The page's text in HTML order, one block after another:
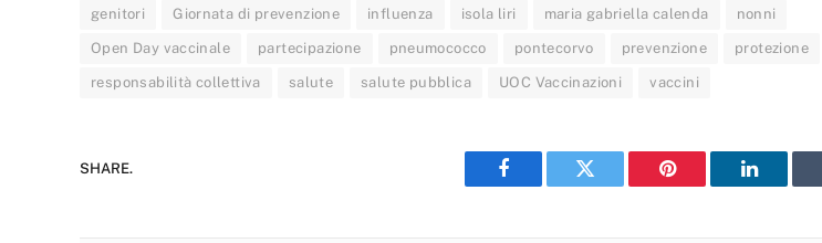
genitori Giornata di prevenzione influenza isola liri maria gabriella calenda nonni
Open Day vaccinale partecipazione pneumococco pontecorvo prevenzione protezione
responsabilità collettiva salute salute pubblica UOC Vaccinazioni vaccini
SHARE.
Facebook Twitter Pinterest LinkedIn